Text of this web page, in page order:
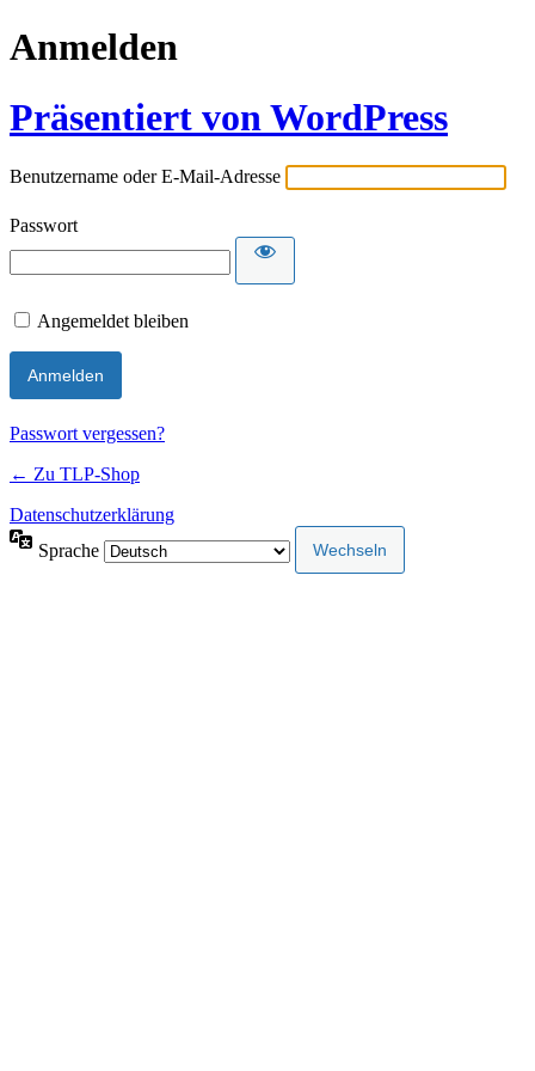
Anmelden
Präsentiert von WordPress
Benutzername oder E-Mail-Adresse
Passwort
Angemeldet bleiben
Passwort vergessen?
← Zu TLP-Shop
Datenschutzerklärung
Sprache